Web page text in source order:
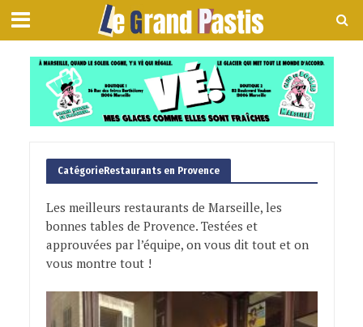
CatégorieRestaurants en Provence
Les meilleurs restaurants de Marseille, les
bonnes tables de Provence. Testées et
approuvées par l’équipe, on vous dit tout et on
vous montre tout !